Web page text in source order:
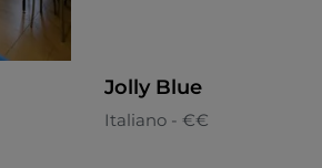
Jolly Blue
Italiano - €€